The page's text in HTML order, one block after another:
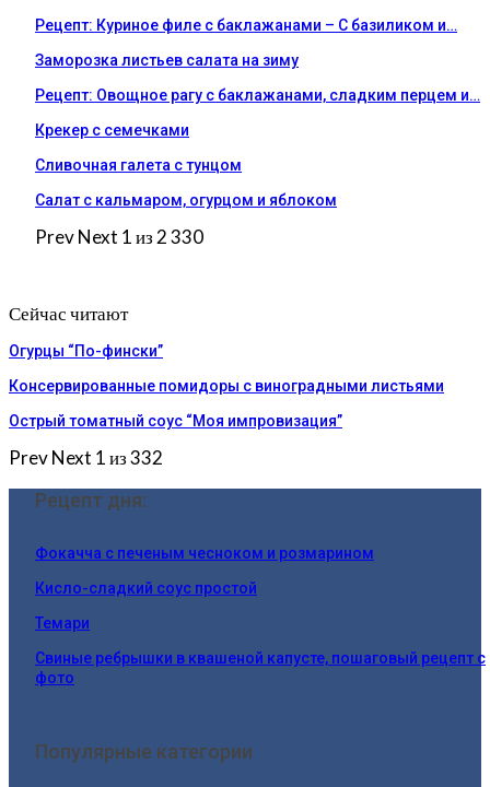
Рецепт: Куриное филе с баклажанами – С базиликом и…
Заморозка листьев салата на зиму
Рецепт: Овощное рагу с баклажанами, сладким перцем и…
Крекер с семечками
Сливочная галета с тунцом
Салат с кальмаром, огурцом и яблоком
PrevNext 1 из 2 330
Сейчас читают
Огурцы “По-фински”
Консервированные помидоры с виноградными листьями
Острый томатный соус “Моя импровизация”
PrevNext 1 из 332
Рецепт дня:
Фокачча с печеным чесноком и розмарином
Кисло-сладкий соус простой
Темари
Свиные ребрышки в квашеной капусте, пошаговый рецепт с
фото
Популярные категории